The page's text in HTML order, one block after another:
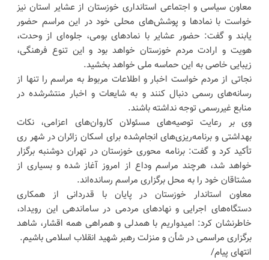
معاون سیاسی و اجتماعی استانداری خوزستان از عشایر استان نیز
خواست با نمادها و پوشش‌های محلی خود در این مراسم حضور
یابند و گفت: حضور عشایر با نمادهای بومی، جلوه‌ای از وحدت،
هویت و ارادت مردم خوزستان خواهد بود و این تنوع فرهنگی،
زیبایی خاصی به این حماسه ملی خواهد بخشید.
نجاتی از مردم خواست اخبار و اطلاعات مربوط به مراسم را تنها از
رسانه‌های رسمی دنبال کنند و به شایعات و اخبار منتشرشده در
منابع غیررسمی توجه نداشته باشند.
وی بر رعایت توصیه‌های مسئولان کاروان‌های اعزامی، نکات
بهداشتی و برنامه‌ریزی‌های انجام‌شده برای اسکان زائران در شهر ری
تأکید کرد و گفت: برنامه محوری خوزستان در تهران دوشنبه برگزار
خواهد شد، هرچند مراسم وداع از امروز آغاز شده و بسیاری از
مشتاقان خود را به محل برگزاری مراسم رسانده‌اند.
معاون استاندار خوزستان در پایان با قدردانی از همکاری
دستگاه‌های اجرایی و نهادهای مردمی در ساماندهی این رویداد،
خاطرنشان کرد: امیدواریم با همدلی و همراهی همه اقشار، شاهد
برگزاری مراسمی در شأن و منزلت رهبر شهید انقلاب اسلامی باشیم.
انتهای پیام/